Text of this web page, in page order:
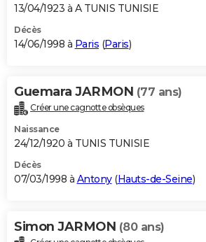
13/04/1923 à A TUNIS TUNISIE
Décès
14/06/1998 à Paris (Paris)
Guemara JARMON (77 ans)
Créer une cagnotte obsèques
Naissance
24/12/1920 à TUNIS TUNISIE
Décès
07/03/1998 à Antony(Hauts-de-Seine)
Simon JARMON (80 ans)